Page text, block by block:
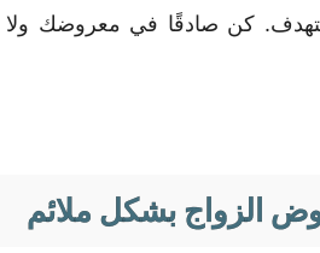
كن صادقًا في معروضك ولا
الزواج بشكل ملائم